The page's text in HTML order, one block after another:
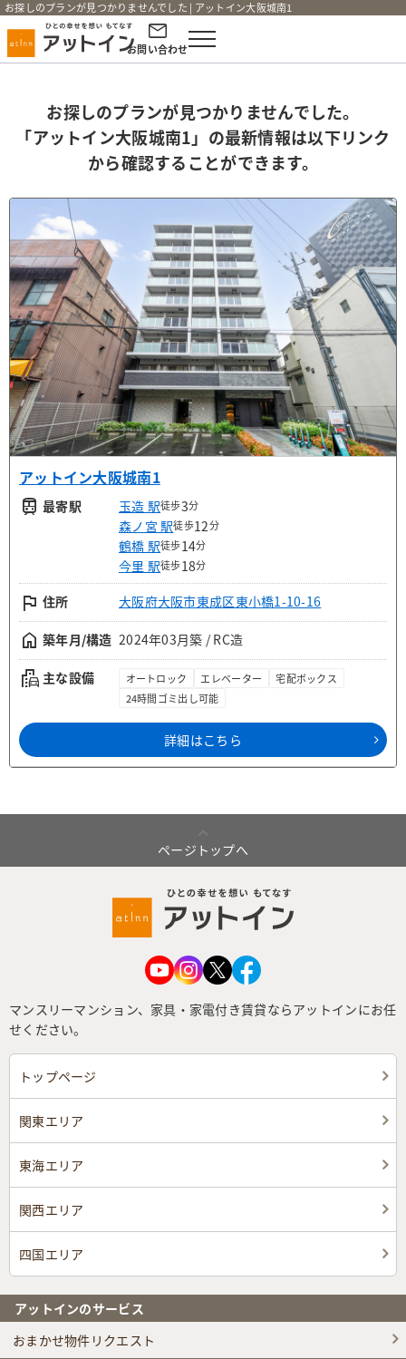
お探しのプランが見つかりませんでした | アットイン大阪城南1
お問い合わせ
お探しのプランが見つかりませんでした。
「アットイン大阪城南1」の最新情報は以下リンク
から確認することができます。
アットイン大阪城南1
train 最寄駅 玉造 駅徒歩3分
森ノ宮 駅徒歩12分
鶴橋 駅徒歩14分
今里 駅徒歩18分
flag 住所 大阪府大阪市東成区東小橋1-10-16
home 築年月/構造 2024年03月築 / RC造
emoji_transportation 主な設備 オートロック エレベーター
宅配ボックス
24時間ゴミ出し可能
詳細はこちら
ページトップへ
マンスリーマンション、家具・家電付き賃貸ならアットインにお任
せください。
トップページ
関東エリア
東海エリア
関西エリア
四国エリア
アットインのサービス
おまかせ物件リクエスト